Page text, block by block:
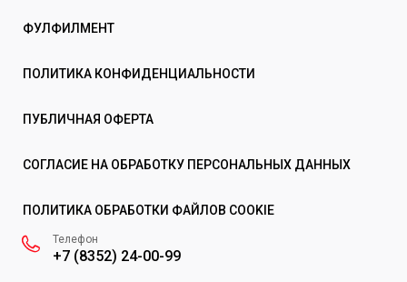
ФУЛФИЛМЕНТ
ПОЛИТИКА КОНФИДЕНЦИАЛЬНОСТИ
ПУБЛИЧНАЯ ОФЕРТА
СОГЛАСИЕ НА ОБРАБОТКУ ПЕРСОНАЛЬНЫХ ДАННЫХ
ПОЛИТИКА ОБРАБОТКИ ФАЙЛОВ COOKIE
Телефон
+7 (8352) 24-00-99